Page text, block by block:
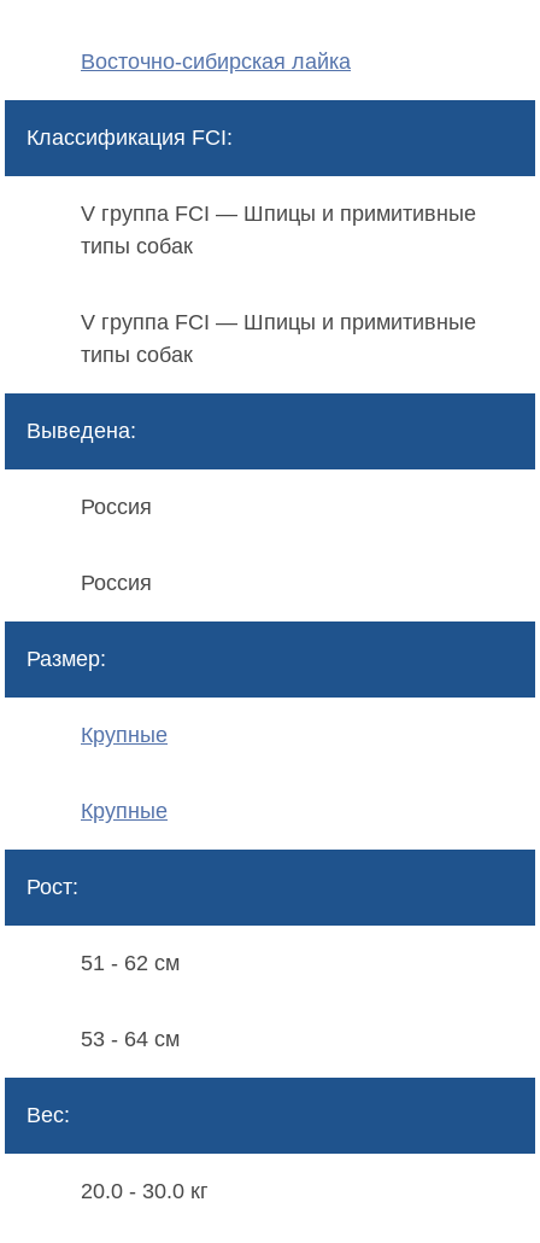
Восточно-сибирская лайка
Классификация FCI:
V группа FCI — Шпицы и примитивные
типы собак
V группа FCI — Шпицы и примитивные
типы собак
Выведена:
Россия
Россия
Размер:
Крупные
Крупные
Рост:
51 - 62 см
53 - 64 см
Вес:
20.0 - 30.0 кг